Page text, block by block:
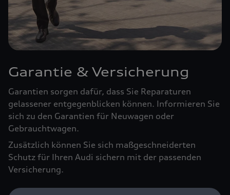
Garantie & Versicherung
Garantien sorgen dafür, dass Sie Reparaturen
gelassener entgegenblicken können. Informieren Sie
sich zu den Garantien für Neuwagen oder
Gebrauchtwagen.
Zusätzlich können Sie sich maßgeschneiderten
Schutz für Ihren Audi sichern mit der passenden
Versicherung.